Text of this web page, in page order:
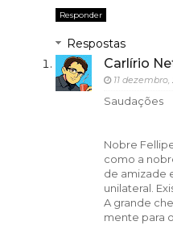
Responder
Respostas
Carlírio
11 dezembro,
Saudações
Nobre
como a
de amizade
unilateral.
A grande
mente para